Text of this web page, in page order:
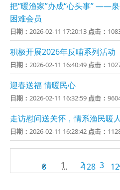
把“暖渔家”办成“心头事” ——
困难会员
日期： 2026-02-11 17:20:13 点击：
积极开展2026年反哺系列活动
日期： 2026-02-11 16:40:49 点击：
迎春送福 情暖民心
日期： 2026-02-11 16:32:59 点击：
走访慰问送关怀，情系渔民暖
日期： 2026-02-11 16:28:42 点击：
« 1 2 3
8 ... 128